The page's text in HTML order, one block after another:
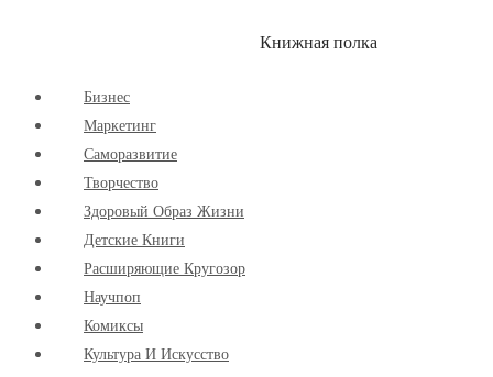
Книжная полка
Бизнес
Маркетинг
Cаморазвитие
Творчество
Здоровый Образ Жизни
Детские Книги
Расширяющие Кругозор
Научпоп
Комиксы
Культура И Искусство